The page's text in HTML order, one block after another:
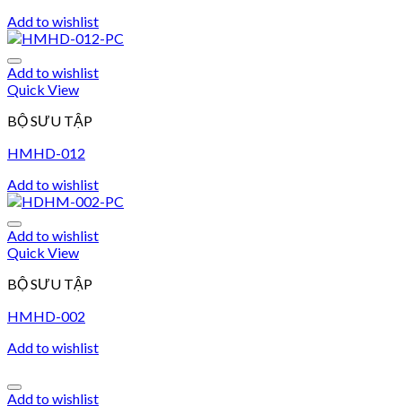
Add to wishlist
Add to wishlist
Quick View
BỘ SƯU TẬP
HMHD-012
Add to wishlist
Add to wishlist
Quick View
BỘ SƯU TẬP
HMHD-002
Add to wishlist
Add to wishlist